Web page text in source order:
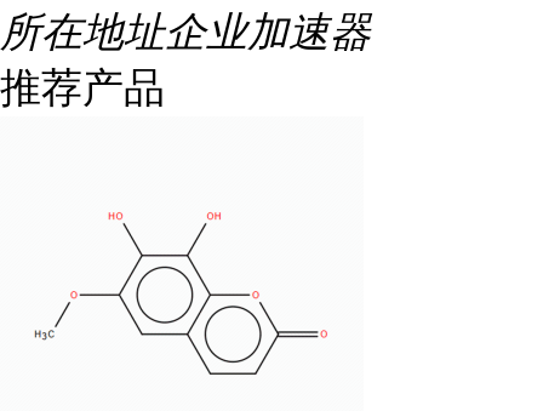
所在地址企业加速器
推荐产品